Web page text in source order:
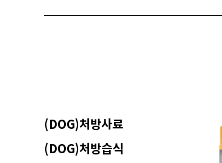
(DOG)처방사료
(DOG)처방습식